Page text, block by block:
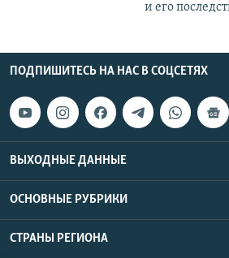
и его
ПОДПИШИТЕСЬ НА НАС В СОЦСЕТЯХ
ВЫХОДНЫЕ ДАННЫЕ
ОСНОВНЫЕ РУБРИКИ
СТРАНЫ РЕГИОНА